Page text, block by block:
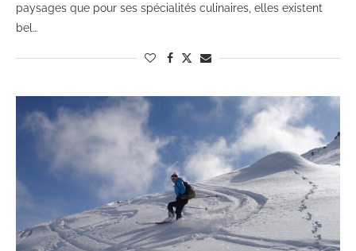
paysages que pour ses spécialités culinaires, elles existent
bel…